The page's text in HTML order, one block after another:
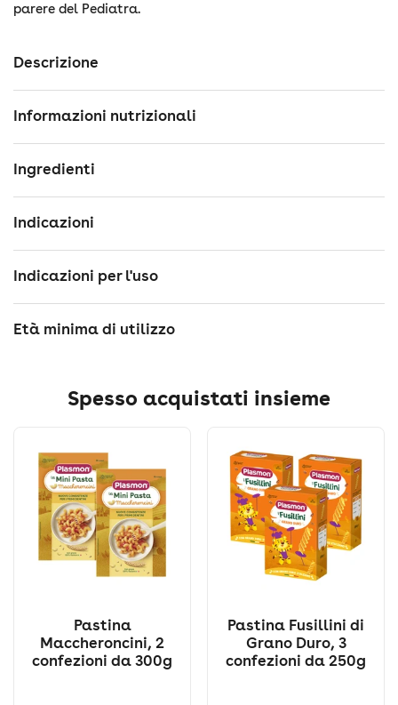
parere del Pediatra.
Descrizione
Informazioni nutrizionali
Ingredienti
Indicazioni
Indicazioni per l'uso
Età minima di utilizzo
Spesso acquistati insieme
Pastina
Maccheroncini, 2
confezioni da 300g
Pastina Fusillini di
Grano Duro, 3
confezioni da 250g